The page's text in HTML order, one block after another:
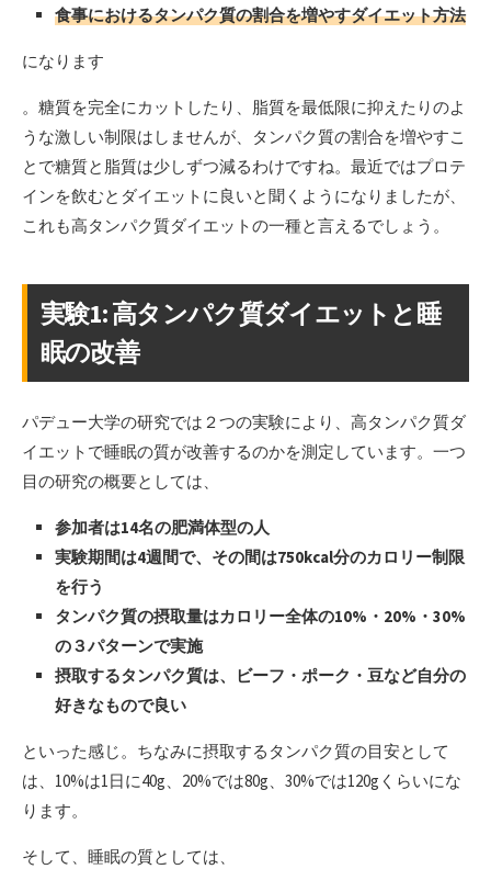
食事におけるタンパク質の割合を増やすダイエット方法
になります
。糖質を完全にカットしたり、脂質を最低限に抑えたりのよ
うな激しい制限はしませんが、タンパク質の割合を増やすこ
とで糖質と脂質は少しずつ減るわけですね。最近ではプロテ
インを飲むとダイエットに良いと聞くようになりましたが、
これも高タンパク質ダイエットの一種と言えるでしょう。
実験1: 高タンパク質ダイエットと睡
眠の改善
パデュー大学の研究では２つの実験により、高タンパク質ダ
イエットで睡眠の質が改善するのかを測定しています。一つ
目の研究の概要としては、
参加者は14名の肥満体型の人
実験期間は4週間で、その間は750kcal分のカロリー制限
を行う
タンパク質の摂取量はカロリー全体の10%・20%・30%
の３パターンで実施
摂取するタンパク質は、ビーフ・ポーク・豆など自分の
好きなもので良い
といった感じ。ちなみに摂取するタンパク質の目安として
は、10%は1日に40g、20%では80g、30%では120gくらいにな
ります。
そして、睡眠の質としては、